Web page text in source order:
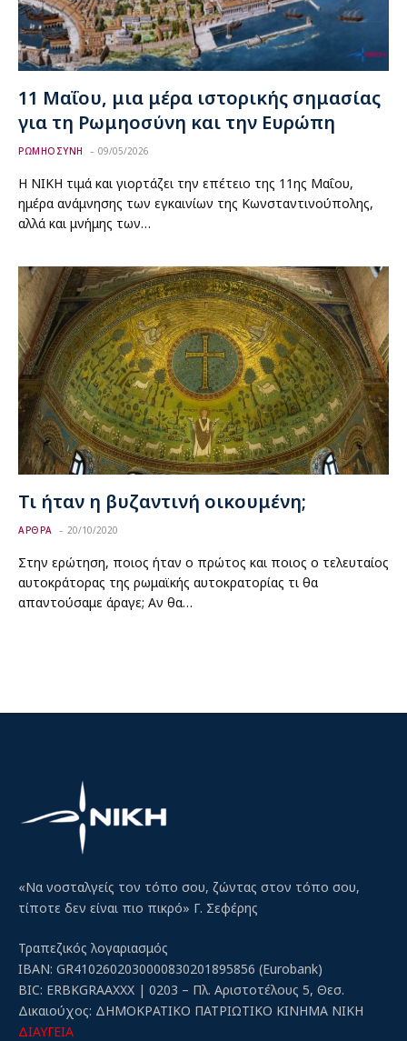
11 Μαΐου, μια μέρα ιστορικής σημασίας
για τη Ρωμηοσύνη και την Ευρώπη
ΡΩΜΗΟΣΥΝΗ 09/05/2026
Η ΝΙΚΗ τιμά και γιορτάζει την επέτειο της 11ης Μαΐου,
ημέρα ανάμνησης των εγκαινίων της Κωνσταντινούπολης,
αλλά και μνήμης των…
Τι ήταν η βυζαντινή οικουμένη;
ΑΡΘΡΑ 20/10/2020
Στην ερώτηση, ποιος ήταν ο πρώτος και ποιος ο τελευταίος
αυτοκράτορας της ρωμαϊκής αυτοκρατορίας τι θα
απαντούσαμε άραγε; Αν θα…
«Να νοσταλγείς τον τόπο σου, ζώντας στον τόπο σου,
τίποτε δεν είναι πιο πικρό» Γ. Σεφέρης
Τραπεζικός λογαριασμός
IBAN: GR4102602030000830201895856 (Eurobank)
BIC: ERBKGRAAXXX | 0203 – Πλ. Αριστοτέλους 5, Θεσ.
Δικαιούχος: ΔΗΜΟΚΡΑΤΙΚΟ ΠΑΤΡΙΩΤΙΚΟ ΚΙΝΗΜΑ ΝΙΚΗ
ΔΙΑΥΓΕΙΑ